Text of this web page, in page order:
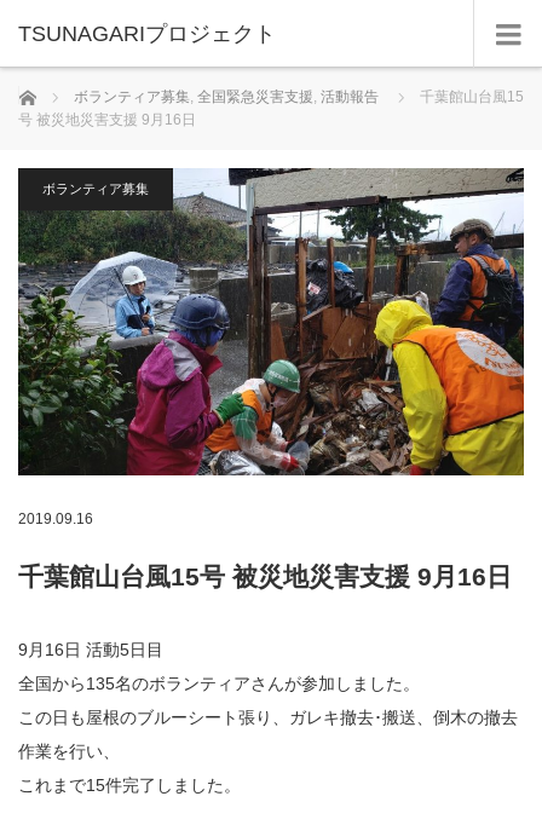
TSUNAGARIプロジェクト
ホーム ボランティア募集, 全国緊急災害支援, 活動報告
千葉館山台風15
号 被災地災害支援 9月16日
ボランティア募集
2019.09.16
千葉館山台風15号 被災地災害支援 9月16日
9月16日 活動5日目
全国から135名のボランティアさんが参加しました。
この日も屋根のブルーシート張り、ガレキ撤去･搬送、倒木の撤去
作業を行い、
これまで15件完了しました。